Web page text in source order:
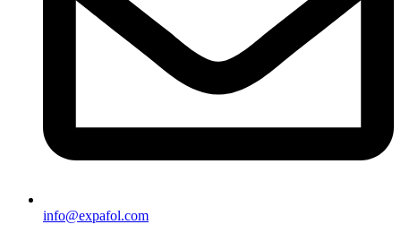
info@expafol.com